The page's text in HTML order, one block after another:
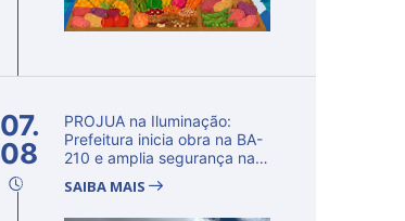
07.
08
PROJUA na Iluminação:
Prefeitura inicia obra na BA-
210 e amplia segurança na
SAIBA MAIS